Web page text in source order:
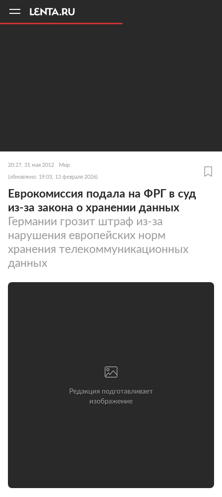
20:27, 31 мая 2012 Мир
(обновлено: 19:03, 13 февраля 2026)
Еврокомиссия подала на ФРГ в суд
из-за закона о хранении данных
Германии грозит штраф из-за
нарушения европейских норм
хранения телекоммуникационных
данных